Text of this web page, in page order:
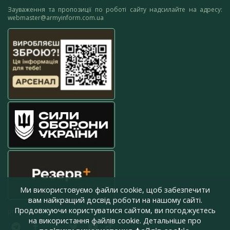
Зауваження та пропозиції по роботі сайту надсилайте на адресу:
webmaster@armyinform.com.ua
press@armyinform.com.ua
Ми використовуємо файли cookie, щоб забезпечити
вам найкращий досвід роботи на нашому сайті.
Продовжуючи користуватися сайтом, ви погоджуєтесь
на використання файлів cookie. Детальніше про